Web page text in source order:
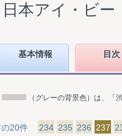
日本アイ・ビー
基本情報 目次
（グレーの背景色）は、「
20件 234 235 236 237